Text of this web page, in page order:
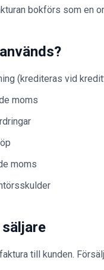
bokförs som en
(krediteras vid
moms
moms
till kunden.